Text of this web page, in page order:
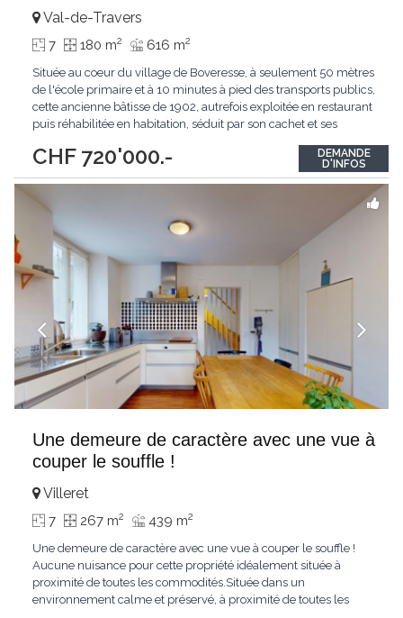
CHF 720'000.-
Val-de-Travers
7 180 m2 616 m2
Située au coeur du village de Boveresse, à seulement 50 mètres
de l'école primaire et à 10 minutes à pied des transports publics,
cette ancienne bâtisse de 1902, autrefois exploitée en restaurant
puis réhabilitée en habitation, séduit par son cachet et ses
habitables pour un volume de 1'359 mètres cube, la propriété
bénéficie...
DEMANDE
D'INFOS
Une demeure de caractère avec une vue à
couper le souffle !
Villeret
7 267 m2 439 m2
Une demeure de caractère avec une vue à couper le souffle !
Aucune nuisance pour cette propriété idéalement située à
proximité de toutes les commodités.Située dans un
environnement calme et préservé, à proximité de toutes les